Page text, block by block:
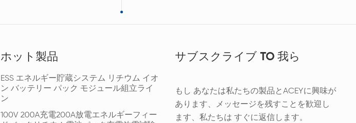
ホット製品
ESS エネルギー貯蔵システム リチウム イオ
ン バッテリー パック モジュール組立ライ
ン
100V 200A充電200A放電エネルギーフィー
サブスクライブ TO 我ら
もし あなたは私たちの製品とACEYに興味が
あります、メッセージを残すことを歓迎し
ます、私たちは すぐに返信します。